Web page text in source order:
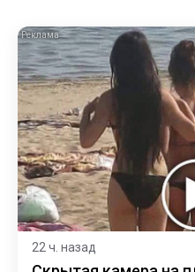
22 ч. назад